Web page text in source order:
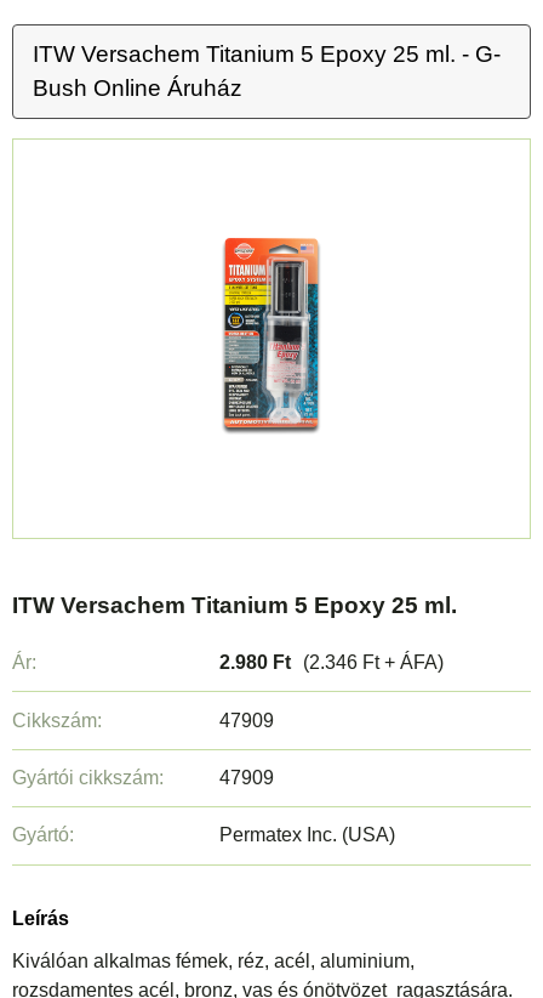
ITW Versachem Titanium 5 Epoxy 25 ml. - G-
Bush Online Áruház
ITW Versachem Titanium 5 Epoxy 25 ml.
Ár: 2.980 Ft (2.346 Ft + ÁFA)
Cikkszám: 47909
Gyártói cikkszám: 47909
Gyártó: Permatex Inc. (USA)
Leírás
Kiválóan alkalmas fémek, réz, acél, aluminium,
rozsdamentes acél, bronz, vas és ónötvözet ragasztására.